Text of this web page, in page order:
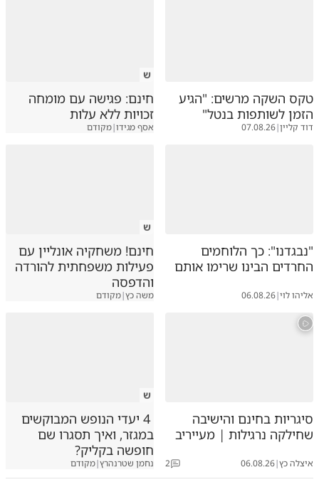
טקס השקה מרשים: "הגיע
הזמן לשותפות בנטל"
דוד קליין|
07.08.26
ש
חינם: פגישה עם מומחה
זכויות ללא עלות
אסף מגידו|מקודם
"נבגדנו": כך הלוחמים
החרדים הבינו שרימו אותם
אליהו לוי|
06.08.26
ש
חינם! משחקיה אונליין עם
פעילות משפחתית להורדה
והדפסה
משה כץ|מקודם
סיגריות בחינם והישיבה
שחילקה נרגילות | מעייריב
איצלה כץ|
06.08.26
2
ש
4 יעדי הנופש המבוקשים
במגזר, ואיך תסגרו שם
חופשה בקליק?
נחמן שטרנהרץ|מקודם